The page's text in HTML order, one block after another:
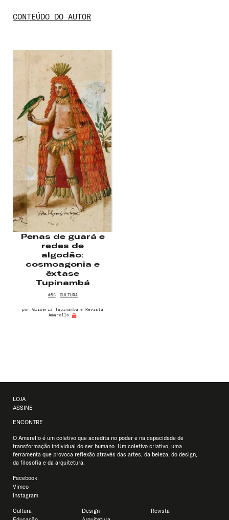
CONTEÚDO DO AUTOR
Penas de guará e
redes de
algodão:
cosmoagonia e
êxtase
Tupinambá
#53 CULTURA
porGlicéria Tupinambá
Revista
Amarello
LOJA
ASSINE
ENCONTRE
O Amarello é um coletivo que acredita no poder e na capacidade de
transformação individual do ser humano. Um coletivo criativo, uma
ferramenta que provoca reflexão através das artes, da beleza, do design,
da filosofia e da arquitetura.
Facebook
Vimeo
Instagram
Cultura
Design
Revista
Nome de usuário ou endereço de e-
mail
Senha
Lembrar-me